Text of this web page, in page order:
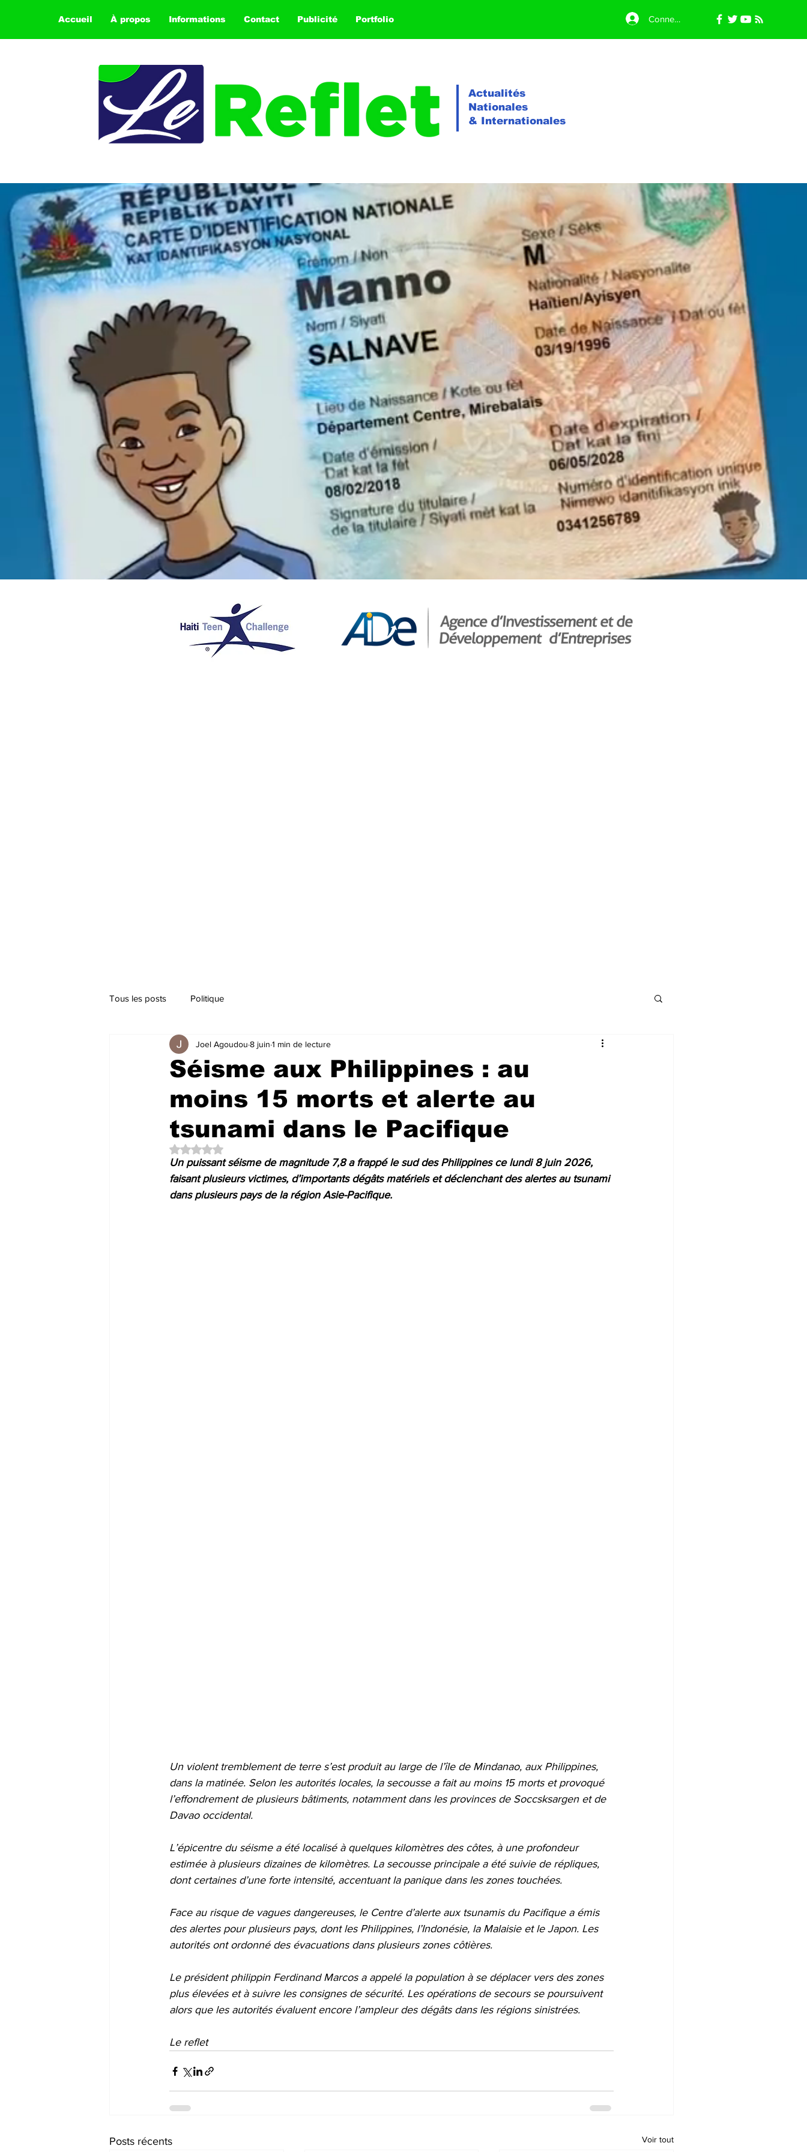
Accueil À propos Informations Contact Publicité Portfolio Connexion
Actualités
Nationales
& Internationales
Tous les posts Politique
Séisme aux Philippines : au
moins 15 morts et alerte au
tsunami dans le Pacifique
Joel Agoudou 8 juin 1 min de lecture
Noté NaN étoiles sur 5.
Un puissant séisme de magnitude 7,8 a frappé le sud des Philippines ce lundi 8 juin 2026,
faisant plusieurs victimes, d’importants dégâts matériels et déclenchant des alertes au tsunami
dans plusieurs pays de la région Asie-Pacifique.
Un violent tremblement de terre s’est produit au large de l’île de Mindanao, aux Philippines,
dans la matinée. Selon les autorités locales, la secousse a fait au moins 15 morts et provoqué
l’effondrement de plusieurs bâtiments, notamment dans les provinces de Soccsksargen et de
Davao occidental.
L’épicentre du séisme a été localisé à quelques kilomètres des côtes, à une profondeur
estimée à plusieurs dizaines de kilomètres. La secousse principale a été suivie de répliques,
dont certaines d’une forte intensité, accentuant la panique dans les zones touchées.
Face au risque de vagues dangereuses, le Centre d’alerte aux tsunamis du Pacifique a émis
des alertes pour plusieurs pays, dont les Philippines, l’Indonésie, la Malaisie et le Japon. Les
autorités ont ordonné des évacuations dans plusieurs zones côtières.
Le président philippin Ferdinand Marcos a appelé la population à se déplacer vers des zones
plus élevées et à suivre les consignes de sécurité. Les opérations de secours se poursuivent
alors que les autorités évaluent encore l’ampleur des dégâts dans les régions sinistrées.
Le reflet
Posts récents Voir tout